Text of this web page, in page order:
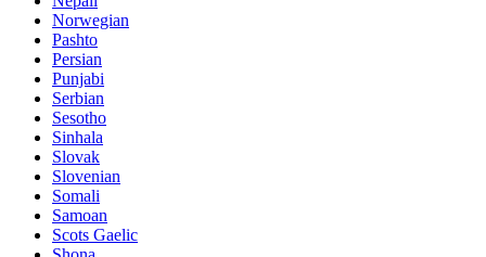
Norwegian
Pashto
Persian
Punjabi
Serbian
Sesotho
Sinhala
Slovak
Slovenian
Somali
Samoan
Scots Gaelic